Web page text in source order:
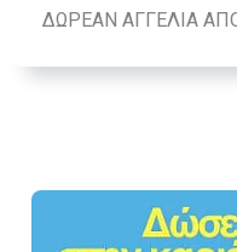
ΔΩΡΕΑΝ ΑΓΓΕΛΙΑ